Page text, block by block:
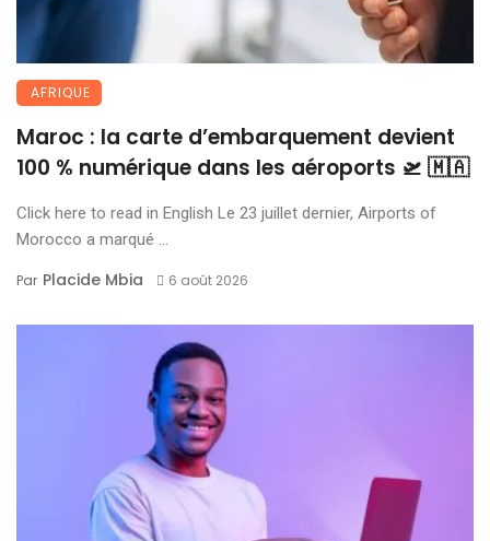
AFRIQUE
Maroc : la carte d’embarquement devient
100 % numérique dans les aéroports 🛫 🇲🇦
Click here to read in English Le 23 juillet dernier, Airports of
Morocco a marqué ...
Par Placide Mbia 6 août 2026